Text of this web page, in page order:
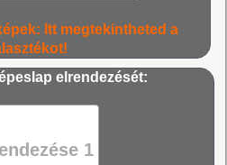
Itt megtekintheted a
elrendezését: